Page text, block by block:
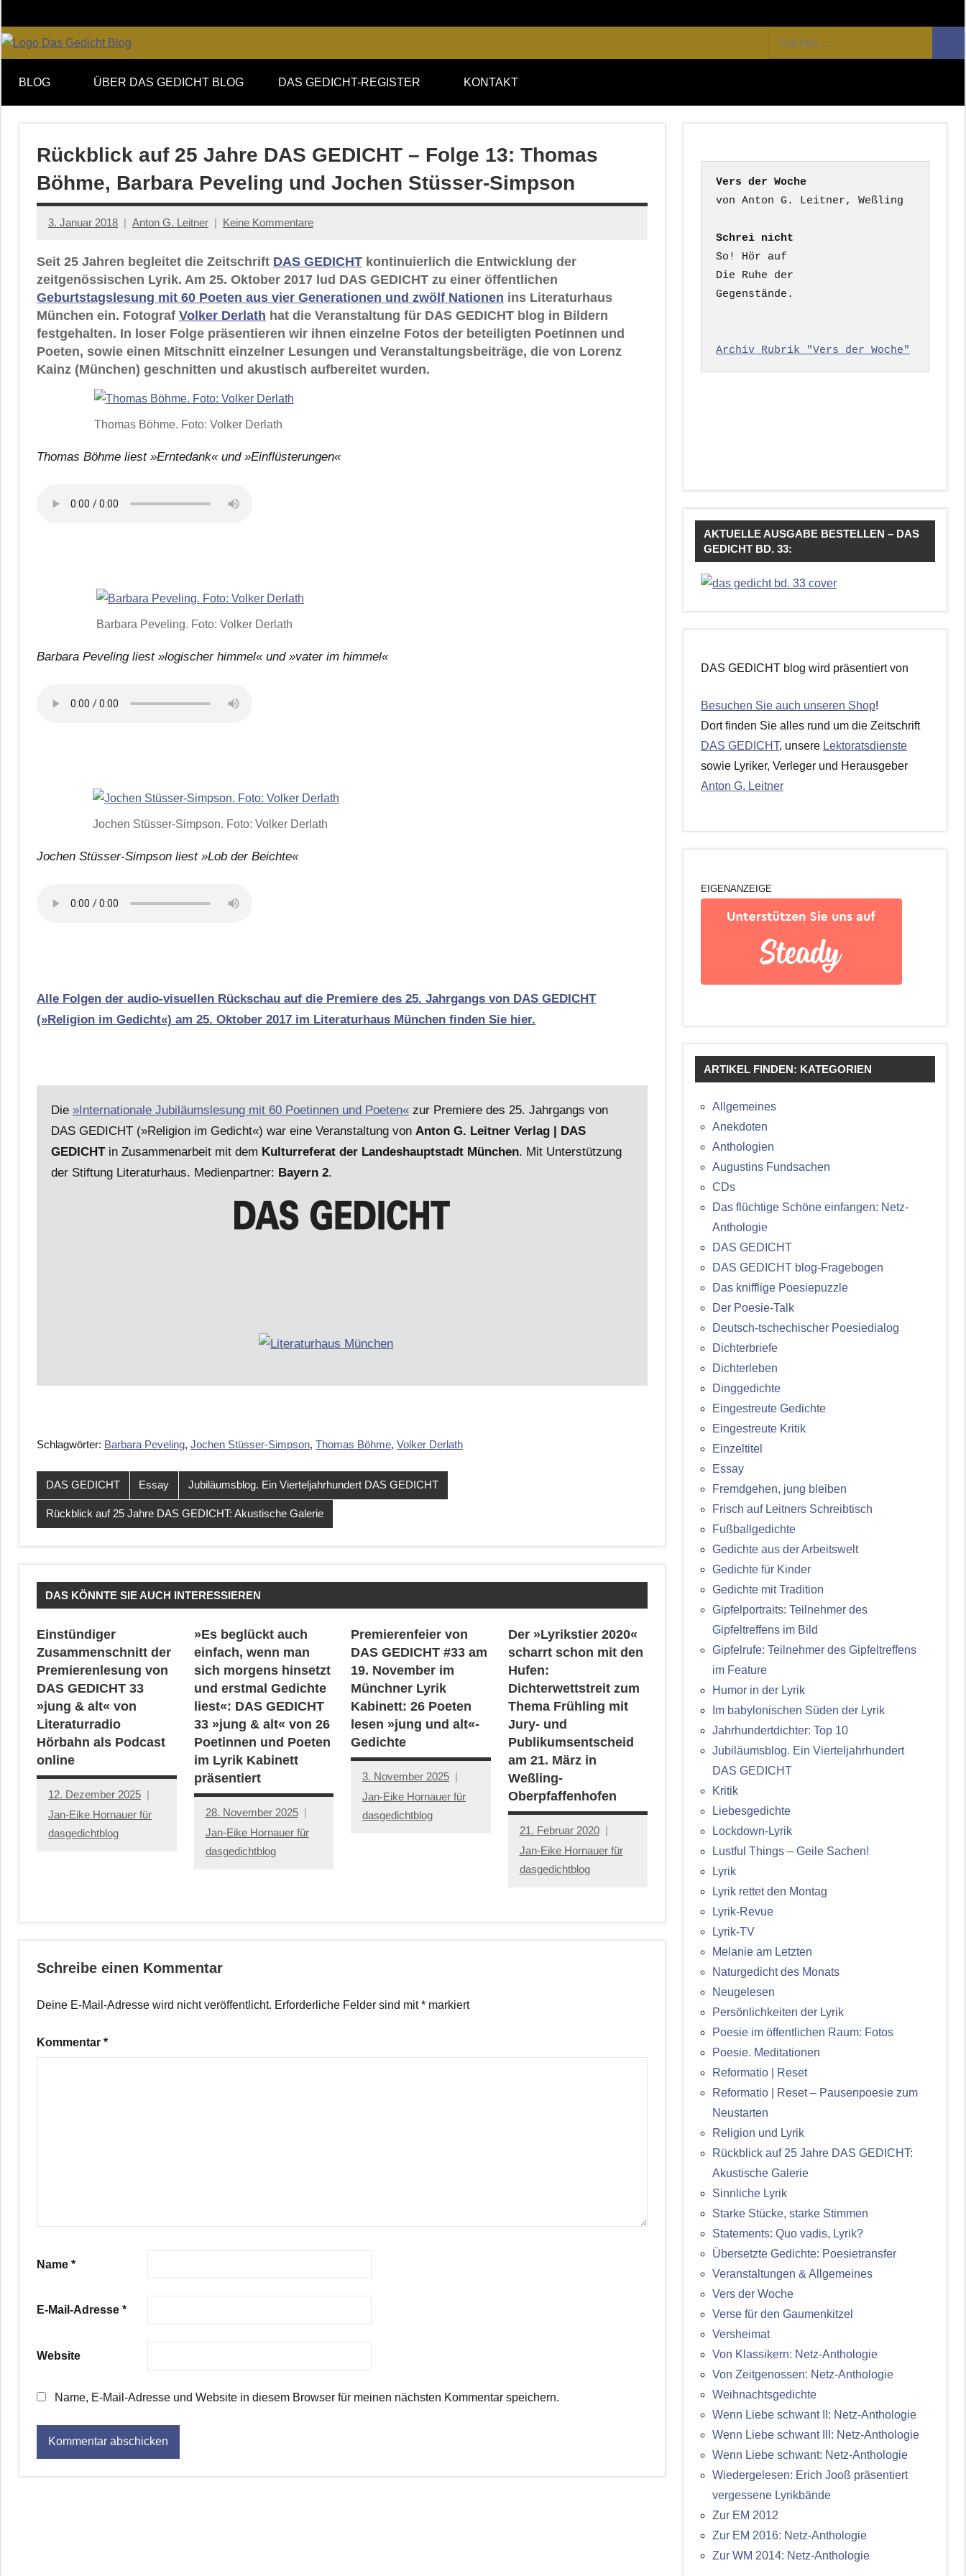
Inhalt
springen
DAS
GEDICHT
blog
von
DAS
GEDICHT.
Zeitschrift
für
Lyrik,
Essay
und
Suchen
nach:
BLOG ÜBER DAS GEDICHT BLOG DAS GEDICHT-REGISTER KONTAKT
Rückblick auf 25 Jahre DAS GEDICHT – Folge 13: Thomas
Böhme, Barbara Peveling und Jochen Stüsser-Simpson
3. Januar 2018 Anton G. Leitner Keine Kommentare
Seit 25 Jahren begleitet die Zeitschrift DAS GEDICHT kontinuierlich die Entwicklung der
zeitgenössischen Lyrik. Am 25. Oktober 2017 lud DAS GEDICHT zu einer öffentlichen
Geburtstagslesung mit 60 Poeten aus vier Generationen und zwölf Nationen ins Literaturhaus
München ein. Fotograf Volker Derlath hat die Veranstaltung für DAS GEDICHT blog in Bildern
festgehalten. In loser Folge präsentieren wir ihnen einzelne Fotos der beteiligten Poetinnen und
Poeten, sowie einen Mitschnitt einzelner Lesungen und Veranstaltungsbeiträge, die von Lorenz
Kainz (München) geschnitten und akustisch aufbereitet wurden.
Thomas Böhme. Foto: Volker Derlath
Thomas Böhme liest »Erntedank« und »Einflüsterungen«
Barbara Peveling. Foto: Volker Derlath
Barbara Peveling liest »logischer himmel« und »vater im himmel«
Jochen Stüsser-Simpson. Foto: Volker Derlath
Jochen Stüsser-Simpson liest »Lob der Beichte«
Alle Folgen der audio-visuellen Rückschau auf die Premiere des 25. Jahrgangs von DAS GEDICHT
(»Religion im Gedicht«) am 25. Oktober 2017 im Literaturhaus München finden Sie hier.
Die »Internationale Jubiläumslesung mit 60 Poetinnen und Poeten« zur Premiere des 25. Jahrgangs von
DAS GEDICHT (»Religion im Gedicht«) war eine Veranstaltung von Anton G. Leitner Verlag | DAS
GEDICHTin Zusammenarbeit mit dem Kulturreferat der Landeshauptstadt München. Mit Unterstützung
der Stiftung Literaturhaus. Medienpartner: Bayern 2.
Schlagwörter: Barbara Peveling, Jochen Stüsser-Simpson, Thomas Böhme, Volker Derlath
DAS GEDICHT Essay Jubiläumsblog. Ein Vierteljahrhundert DAS GEDICHT
Rückblick auf 25 Jahre DAS GEDICHT: Akustische Galerie
DAS KÖNNTE SIE AUCH INTERESSIEREN
Einstündiger
Zusammenschnitt der
Premierenlesung von
DAS GEDICHT 33
»jung & alt« von
Literaturradio
Hörbahn als Podcast
online
12. Dezember 2025
Jan-Eike Hornauer für
dasgedichtblog
»Es beglückt auch
einfach, wenn man
sich morgens hinsetzt
und erstmal Gedichte
liest«: DAS GEDICHT
33 »jung & alt« von 26
Poetinnen und Poeten
im Lyrik Kabinett
präsentiert
28. November 2025
Jan-Eike Hornauer für
dasgedichtblog
Premierenfeier von
DAS GEDICHT #33 am
19. November im
Münchner Lyrik
Kabinett: 26 Poeten
lesen »jung und alt«-
Gedichte
3. November 2025
Jan-Eike Hornauer für
dasgedichtblog
Der »Lyrikstier 2020«
scharrt schon mit den
Hufen:
Dichterwettstreit zum
Thema Frühling mit
Jury- und
Publikumsentscheid
am 21. März in
Weßling-
Oberpfaffenhofen
21. Februar 2020
Jan-Eike Hornauer für
dasgedichtblog
Schreibe einen Kommentar
Deine E-Mail-Adresse wird nicht veröffentlicht. Erforderliche Felder sind mit* markiert
Kommentar *
Name *
E-Mail-Adresse *
Website
Name, E-Mail-Adresse und Website in diesem Browser für meinen nächsten Kommentar speichern.
Vers der Woche
Schrei nicht
So! Hör auf
Die Ruhe der
Gegenstände.
Archiv Rubrik "Vers der Woche"
AKTUELLE AUSGABE BESTELLEN – DAS
GEDICHT BD. 33:
DAS GEDICHT blog wird präsentiert von
Besuchen Sie auch unseren Shop!
Dort finden Sie alles rund um die Zeitschrift
DAS GEDICHT, unsere Lektoratsdienste
sowie Lyriker, Verleger und Herausgeber
Anton G. Leitner
EIGENANZEIGE
ARTIKEL FINDEN: KATEGORIEN
Allgemeines
Anekdoten
Anthologien
Augustins Fundsachen
CDs
Das flüchtige Schöne einfangen: Netz-
Anthologie
DAS GEDICHT
DAS GEDICHT blog-Fragebogen
Das knifflige Poesiepuzzle
Der Poesie-Talk
Deutsch-tschechischer Poesiedialog
Dichterbriefe
Dichterleben
Dinggedichte
Eingestreute Gedichte
Eingestreute Kritik
Einzeltitel
Essay
Fremdgehen, jung bleiben
Frisch auf Leitners Schreibtisch
Fußballgedichte
Gedichte aus der Arbeitswelt
Gedichte für Kinder
Gedichte mit Tradition
Gipfelportraits: Teilnehmer des
Gipfeltreffens im Bild
Gipfelrufe: Teilnehmer des Gipfeltreffens
im Feature
Humor in der Lyrik
Im babylonischen Süden der Lyrik
Jahrhundertdichter: Top 10
Jubiläumsblog. Ein Vierteljahrhundert
DAS GEDICHT
Kritik
Liebesgedichte
Lockdown-Lyrik
Lustful Things – Geile Sachen!
Lyrik
Lyrik rettet den Montag
Lyrik-Revue
Lyrik-TV
Melanie am Letzten
Naturgedicht des Monats
Neugelesen
Persönlichkeiten der Lyrik
Poesie im öffentlichen Raum: Fotos
Poesie. Meditationen
Reformatio | Reset
Reformatio | Reset – Pausenpoesie zum
Neustarten
Religion und Lyrik
Rückblick auf 25 Jahre DAS GEDICHT:
Akustische Galerie
Sinnliche Lyrik
Starke Stücke, starke Stimmen
Statements: Quo vadis, Lyrik?
Übersetzte Gedichte: Poesietransfer
Veranstaltungen & Allgemeines
Vers der Woche
Verse für den Gaumenkitzel
Versheimat
Von Klassikern: Netz-Anthologie
Von Zeitgenossen: Netz-Anthologie
Weihnachtsgedichte
Wenn Liebe schwant II: Netz-Anthologie
Wenn Liebe schwant III: Netz-Anthologie
Wenn Liebe schwant: Netz-Anthologie
Wiedergelesen: Erich Jooß präsentiert
vergessene Lyrikbände
Zur EM 2012
Zur EM 2016: Netz-Anthologie
Zur WM 2014: Netz-Anthologie